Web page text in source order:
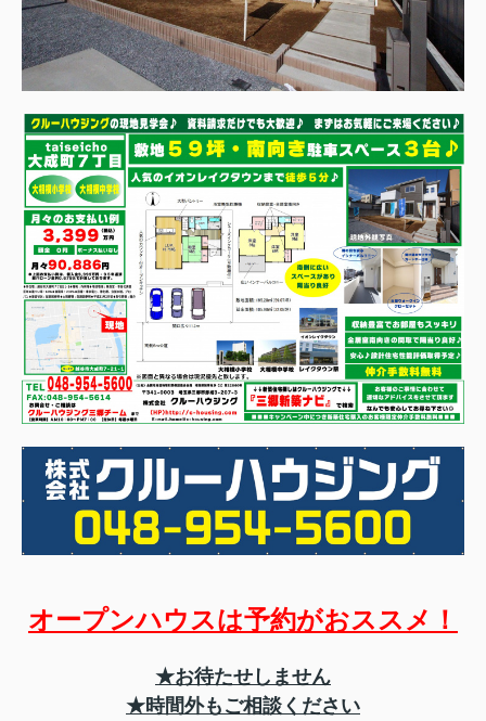
オープンハウスは予約がおススメ！
★お待たせしません
★時間外もご相談ください